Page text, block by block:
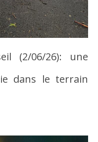
(2/06/26): une
dans le terrain